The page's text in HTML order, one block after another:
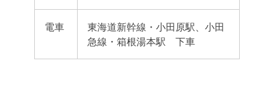
電車
東海道新幹線・小田原駅、小田
急線・箱根湯本駅 下車